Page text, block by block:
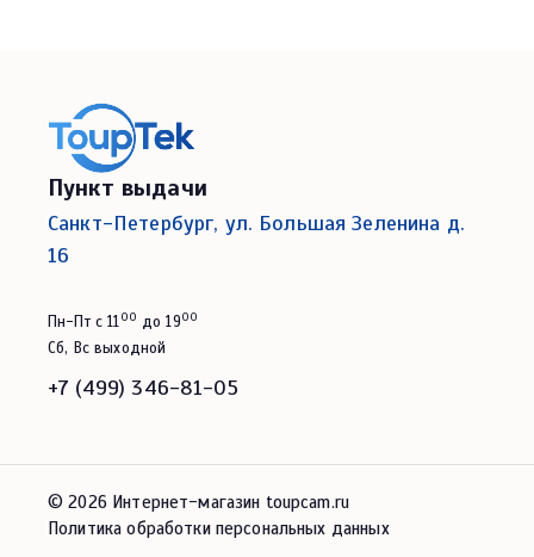
Пункт выдачи
Санкт-Петербург, ул. Большая Зеленина д.
16
Пн-Пт с 1100 до 1900
Сб, Вс выходной
+7 (499) 346-81-05
© 2026 Интернет-магазин toupcam.ru
Политика обработки персональных данных